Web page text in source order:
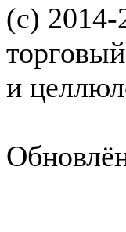
(с) 2014-
и